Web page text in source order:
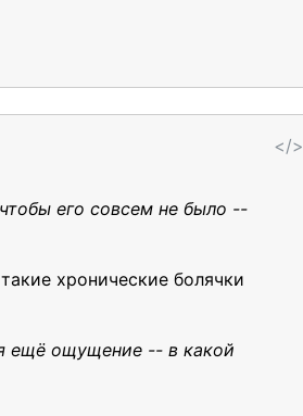
</>
его совсем не было --
хронические болячки
ещё ощущение -- в какой